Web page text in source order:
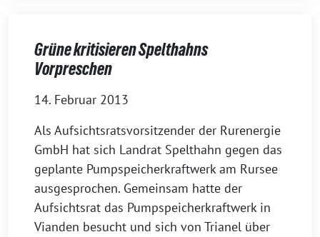
Grüne kritisieren Spelthahns
Vorpreschen
14. Februar 2013
Als Aufsichtsratsvorsitzender der Rurenergie
GmbH hat sich Landrat Spelthahn gegen das
geplante Pumpspeicherkraftwerk am Rursee
ausgesprochen. Gemeinsam hatte der
Aufsichtsrat das Pumpspeicherkraftwerk in
Vianden besucht und sich von Trianel über